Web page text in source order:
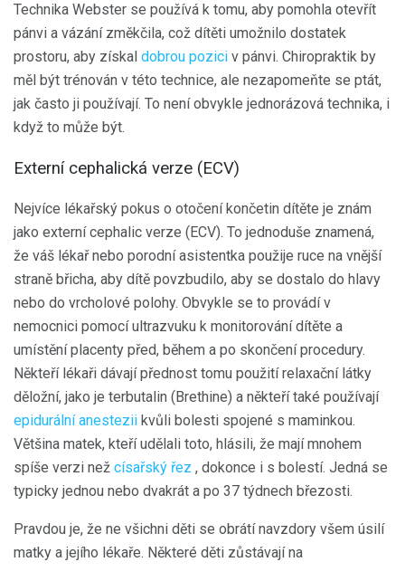
Technika Webster se používá k tomu, aby pomohla otevřít
pánvi a vázání změkčila, což dítěti umožnilo dostatek
prostoru, aby získal dobrou pozici v pánvi. Chiropraktik by
měl být trénován v této technice, ale nezapomeňte se ptát,
jak často ji používají. To není obvykle jednorázová technika, i
když to může být.
Externí cephalická verze (ECV)
Nejvíce lékařský pokus o otočení končetin dítěte je znám
jako externí cephalic verze (ECV). To jednoduše znamená,
že váš lékař nebo porodní asistentka použije ruce na vnější
straně břicha, aby dítě povzbudilo, aby se dostalo do hlavy
nebo do vrcholové polohy. Obvykle se to provádí v
nemocnici pomocí ultrazvuku k monitorování dítěte a
umístění placenty před, během a po skončení procedury.
Někteří lékaři dávají přednost tomu použití relaxační látky
děložní, jako je terbutalin (Brethine) a někteří také používají
epidurální anestezii kvůli bolesti spojené s maminkou.
Většina matek, kteří udělali toto, hlásili, že mají mnohem
spíše verzi než císařský řez , dokonce i s bolestí. Jedná se
typicky jednou nebo dvakrát a po 37 týdnech březosti.
Pravdou je, že ne všichni děti se obrátí navzdory všem úsilí
matky a jejího lékaře. Některé děti zůstávají na